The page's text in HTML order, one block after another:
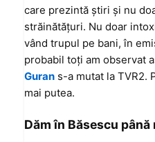
care prezintă ştiri şi nu
străinătăţuri. Nu doar
vând trupul pe bani, în
probabil toţi am observat
Guran s-a mutat la TVR2.
mai putea.
Dăm în Băsescu până